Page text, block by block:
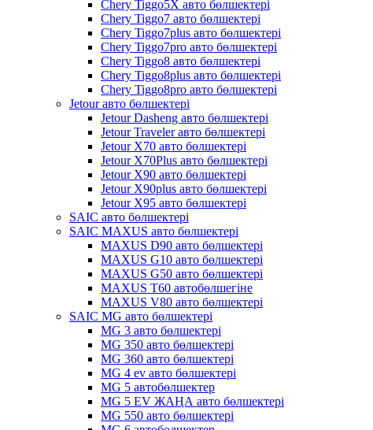
Chery Tiggo5X авто бөлшектері
Chery Tiggo7 авто бөлшектері
Chery Tiggo7plus авто бөлшектері
Chery Tiggo7pro авто бөлшектері
Chery Tiggo8 авто бөлшектері
Chery Tiggo8plus авто бөлшектері
Chery Tiggo8pro авто бөлшектері
Jetour авто бөлшектері
Jetour Dasheng авто бөлшектері
Jetour Traveler авто бөлшектері
Jetour X70 авто бөлшектері
Jetour X70Plus авто бөлшектері
Jetour X90 авто бөлшектері
Jetour X90plus авто бөлшектері
Jetour X95 авто бөлшектері
SAIC авто бөлшектері
SAIC MAXUS авто бөлшектері
MAXUS D90 авто бөлшектері
MAXUS G10 авто бөлшектері
MAXUS G50 авто бөлшектері
MAXUS T60 автобөлшегіне
MAXUS V80 авто бөлшектері
SAIC MG авто бөлшектері
MG 3 авто бөлшектері
MG 350 авто бөлшектері
MG 360 авто бөлшектері
MG 4 ev авто бөлшектері
MG 5 автобөлшектер
MG 5 EV ЖАҢА авто бөлшектері
MG 550 авто бөлшектері